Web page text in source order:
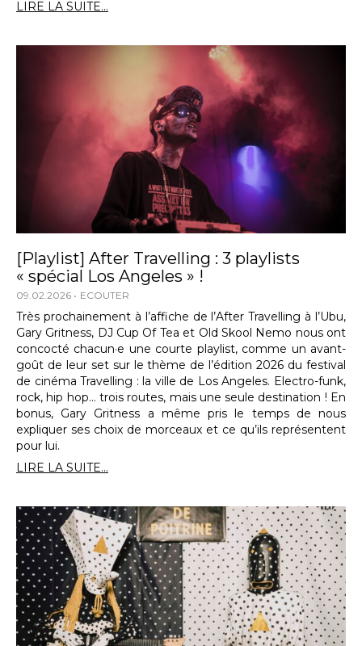
LIRE LA SUITE...
[Playlist] After Travelling : 3 playlists
« spécial Los Angeles » !
09.02.2026 ECOUTER
Très prochainement à l’affiche de l’After Travelling à l’Ubu,
Gary Gritness, DJ Cup Of Tea et Old Skool Nemo nous ont
concocté chacun·e une courte playlist, comme un avant-
goût de leur set sur le thème de l’édition 2026 du festival
de cinéma Travelling : la ville de Los Angeles. Electro-funk,
rock, hip hop… trois routes, mais une seule destination ! En
bonus, Gary Gritness a même pris le temps de nous
expliquer ses choix de morceaux et ce qu’ils représentent
pour lui.
LIRE LA SUITE...